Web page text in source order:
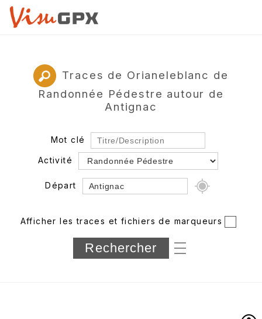
Traces de Orianeleblanc de
Randonnée Pédestre autour de
Antignac
Mot clé
Activité
Départ
Département
Longueur min/max
Afficher les traces et fichiers de marqueurs